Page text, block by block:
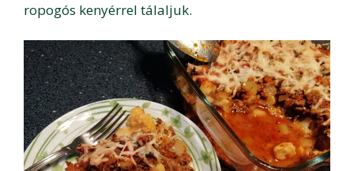
ropogós kenyérrel tálaljuk.